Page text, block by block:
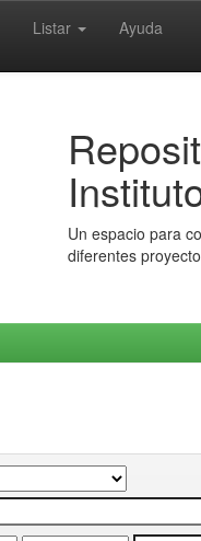
Listar Ayuda
Un espacio para
diferentes